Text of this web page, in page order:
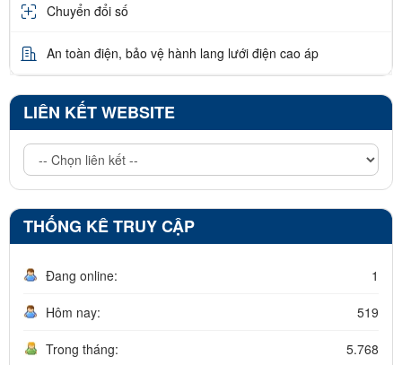
Chuyển đổi số
An toàn điện, bảo vệ hành lang lưới điện cao áp
LIÊN KẾT WEBSITE
THỐNG KÊ TRUY CẬP
Đang online: 1
Hôm nay: 519
Trong tháng: 5.768